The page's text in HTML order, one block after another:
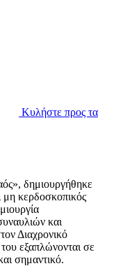
Κυλήστε προς τα
δημιουργήθηκε
μη κερδοσκοπικός
και
Διαχρονικό
εξαπλώνονται σε
σημαντικό.